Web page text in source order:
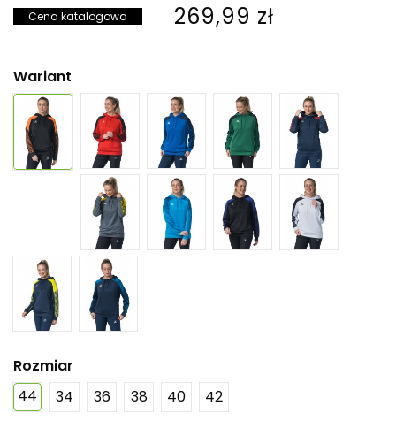
Cena katalogowa 269,99 zł
Wariant
Rozmiar
44
34 36 38 40 42